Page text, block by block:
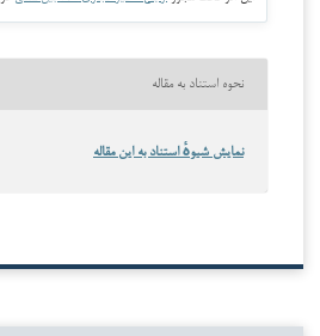
نحوه استناد به مقاله
نمایش شیوهٔ استناد به این مقاله